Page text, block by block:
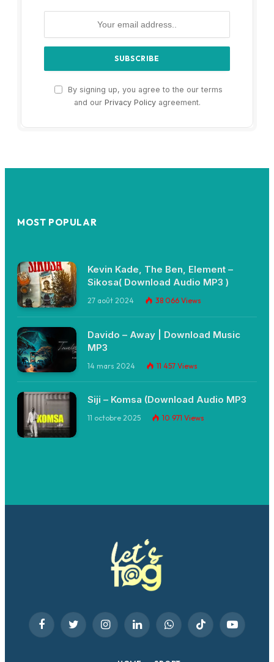
By signing up, you agree to the our terms
and our Privacy Policyagreement.
MOST POPULAR
Kevin Kade, The Ben, Element –
Sikosa( Download Audio MP3 )
27 août 2024 38 066 Views
Davido – Away | Download Music
MP3
14 mars 2024 11 457 Views
Siji – Komsa (Download Audio MP3
11 octobre 2025 10 971 Views
FacebookTwitter InstagramLinkedInWhatsAppTikTok YouTube